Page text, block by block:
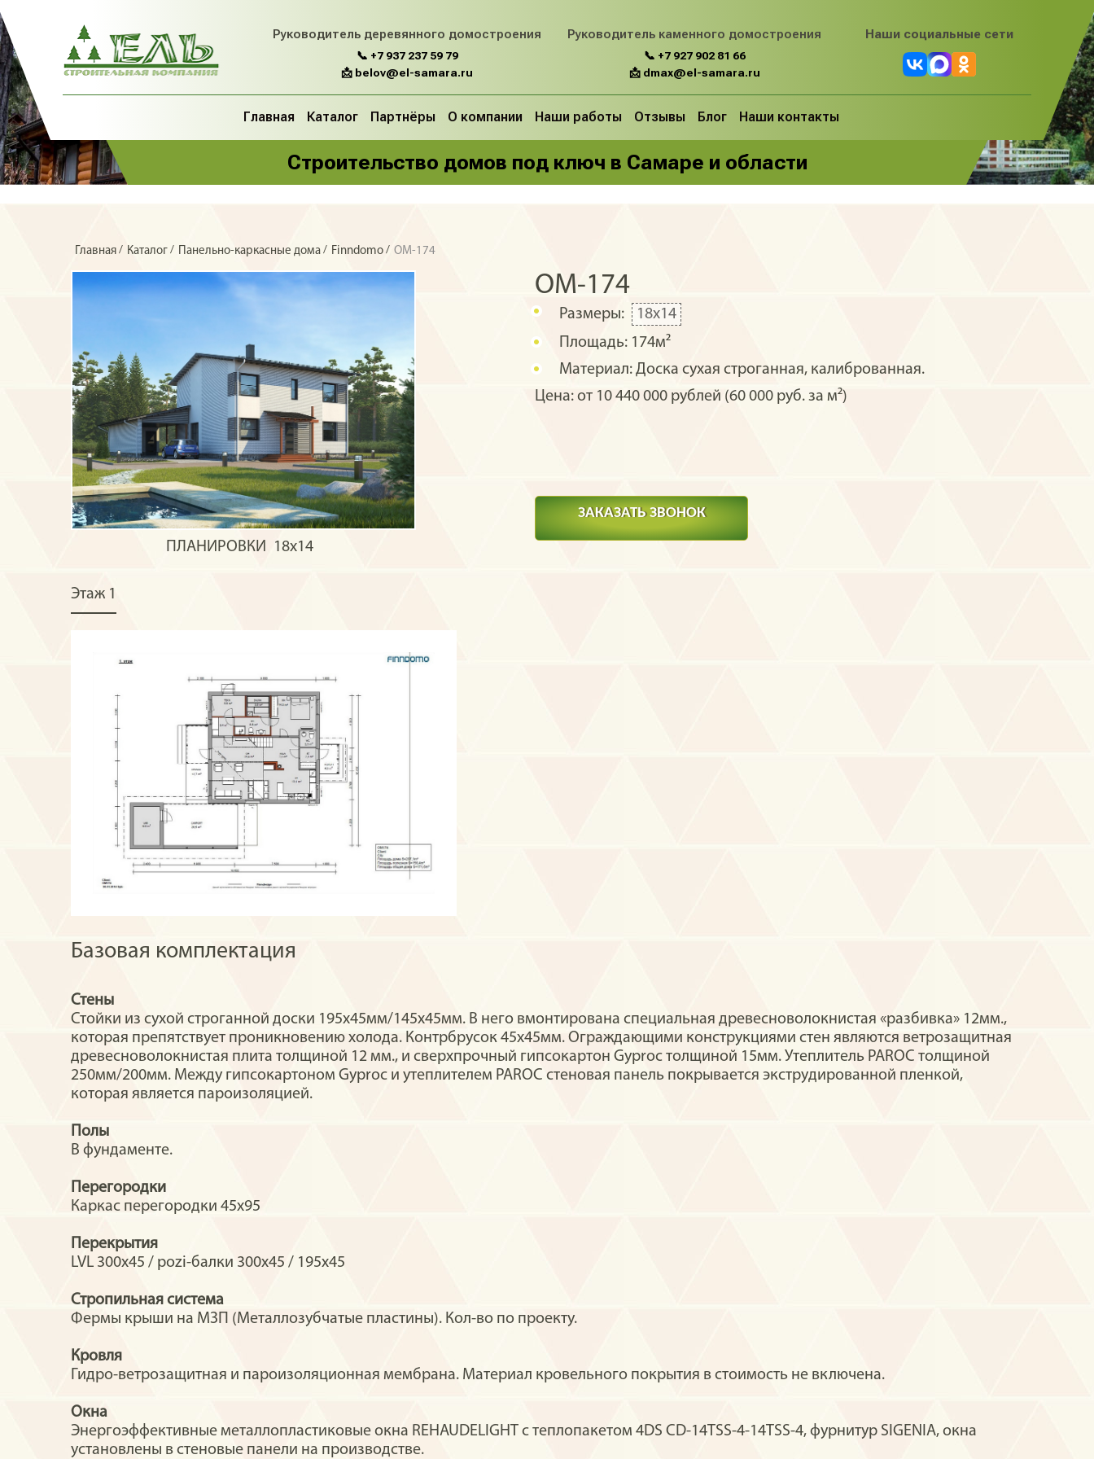
Руководитель деревянного домостроения
📞 +7 937 237 59 79
📩 belov@el-samara.ru
Руководитель каменного домостроения
📞 +7 927 902 81 66
📩 dmax@el-samara.ru
Наши социальные сети
Главная Каталог Партнёры О компании Наши работы Отзывы Блог Наши контакты
Строительство домов под ключ в Самаре и области
Главная / Каталог / Панельно-каркасные дома / Finndomo / OM-174
ПЛАНИРОВКИ 18х14
Этаж 1
OM-174
Размеры:
18х14
Площадь: 174м²
Материал: Доска сухая строганная, калиброванная.
Цена: от 10 440 000 рублей (60 000 руб. за м²)
ЗАКАЗАТЬ ЗВОНОК
Базовая комплектация
Стены
Стойки из сухой строганной доски 195х45мм/145x45мм. В него вмонтирована специальная древесноволокнистая «разбивка» 12мм.,
которая препятствует проникновению холода. Контрбрусок 45х45мм. Ограждающими конструкциями стен являются ветрозащитная
древесноволокнистая плита толщиной 12 мм., и сверхпрочный гипсокартон Gyproc толщиной 15мм. Утеплитель PAROC толщиной
250мм/200мм. Между гипсокартоном Gyproc и утеплителем PAROC стеновая панель покрывается экструдированной пленкой,
которая является пароизоляцией.
Полы
В фундаменте.
Перегородки
Каркас перегородки 45х95
Перекрытия
LVL 300x45 / pozi-балки 300х45 / 195х45
Стропильная система
Фермы крыши на МЗП (Металлозубчатые пластины). Кол-во по проекту.
Кровля
Гидро-ветрозащитная и пароизоляционная мембрана. Материал кровельного покрытия в стоимость не включена.
Окна
Энергоэффективные металлопластиковые окна REHAUDELIGHT с теплопакетом 4DS CD-14TSS-4-14TSS-4, фурнитур SIGENIA, окна
установлены в стеновые панели на производстве.